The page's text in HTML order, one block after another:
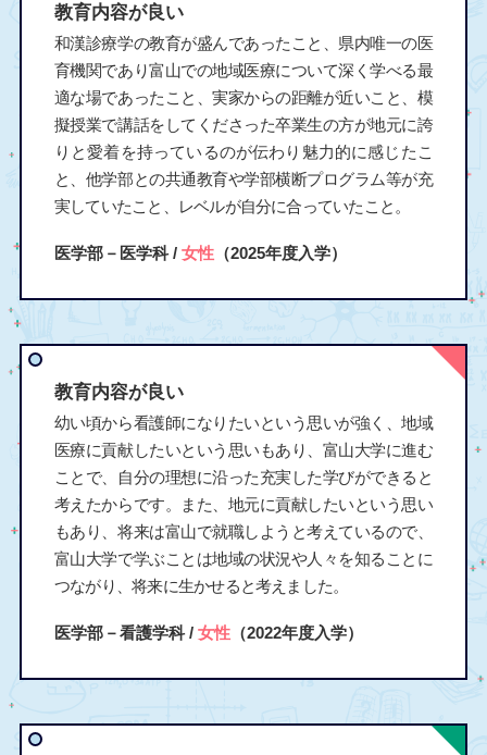
教育内容が良い
和漢診療学の教育が盛んであったこと、県内唯一の医
育機関であり富山での地域医療について深く学べる最
適な場であったこと、実家からの距離が近いこと、模
擬授業で講話をしてくださった卒業生の方が地元に誇
りと愛着を持っているのが伝わり魅力的に感じたこ
と、他学部との共通教育や学部横断プログラム等が充
実していたこと、レベルが自分に合っていたこと。
医学部－医学科 / 女性（2025年度入学）
教育内容が良い
幼い頃から看護師になりたいという思いが強く、地域
医療に貢献したいという思いもあり、富山大学に進む
ことで、自分の理想に沿った充実した学びができると
考えたからです。また、地元に貢献したいという思い
もあり、将来は富山で就職しようと考えているので、
富山大学で学ぶことは地域の状況や人々を知ることに
つながり、将来に生かせると考えました。
医学部－看護学科 / 女性（2022年度入学）